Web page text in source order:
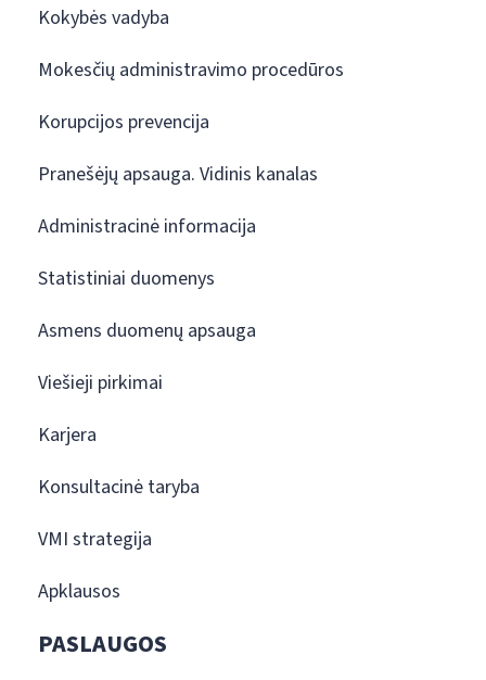
Kokybės vadyba
Mokesčių administravimo procedūros
Korupcijos prevencija
Pranešėjų apsauga. Vidinis kanalas
Administracinė informacija
Statistiniai duomenys
Asmens duomenų apsauga
Viešieji pirkimai
Karjera
Konsultacinė taryba
VMI strategija
Apklausos
PASLAUGOS